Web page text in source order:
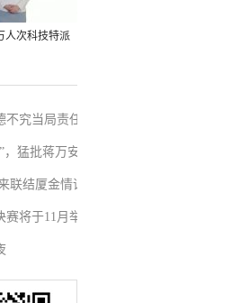
人次科技特派
究当局责任
要求撤职下
猛批蒋万安
英文、赖清
联结厦金情谊
将于11月举